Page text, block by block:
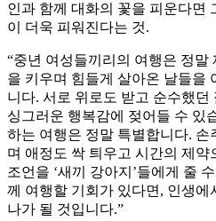
인과 함께 대화의 꽃을 피운다면
이 더욱 피워진다는 것.
“중년 여성들끼리의 여행은 정말
을 키우며 힘들게 살아온 날들을
니다. 서로 위로도 받고 순수했
싱그러운 행복감에 젖어들 수 있
하는 여행은 정말 특별합니다.
며 애정도 싹 틔우고 시간의 제
조언을 ‘새끼 강아지’들에게 줄
께 여행할 기회가 있다면, 인생
나가 될 것입니다.”